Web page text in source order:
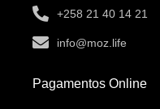
+258 21 40 14 21
info@moz.life
Pagamentos Online